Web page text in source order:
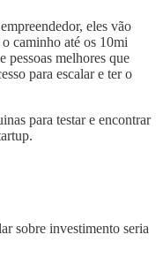
eles vão
caminho até os 10mi
melhores que
para escalar e ter o
para testar e encontrar
sobre investimento seria